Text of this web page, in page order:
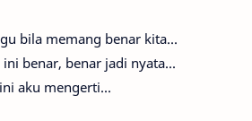
bila memang benar kita...
ini benar, benar jadi nyata...
aku mengerti...